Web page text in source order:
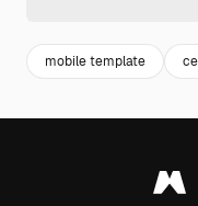
mobile template